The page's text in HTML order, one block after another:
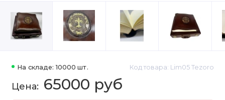
На складе: 10000 шт. Код товара: Lim05 Tezoro
65000 руб